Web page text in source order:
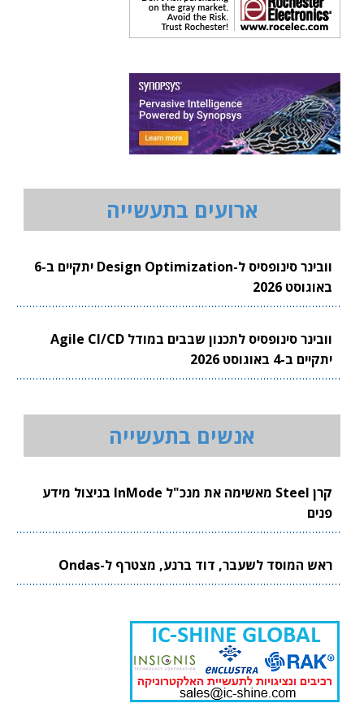
ארועים בתעשייה
וובינר סינופסיס ל-Design Optimization יתקיים ב-6
באוגוסט 2026
וובינר סינופסיס לתכנון שבבים במודל Agile CI/CD
יתקיים ב-4 באוגוסט 2026
אנשים בתעשייה
קרן Steel מאשימה את מנכ"ל InMode בניצול מידע
פנים
ראש המוסד לשעבר, דוד ברנע, מצטרף ל-Ondas